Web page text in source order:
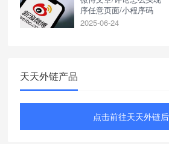
序任意页面/小程序码
2025-06-24
天天外链产品
点击前往天天外链